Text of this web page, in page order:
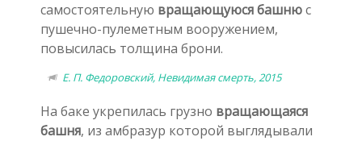
самостоятельную вращающуюся башнюс
пушечно-пулеметным вооружением,
повысилась толщина брони.
Е. П. Федоровский, Невидимая смерть, 2015
На баке укрепилась грузно вращающаяся
башня, из амбразур которой выглядывали